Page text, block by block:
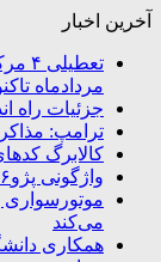
آخرین اخبار
مردادماه
جزئیات راه
ترامپ:
کالابرگ کدهای ملی ۰، ۱
واژگونی پژو۲۰۶ در جاده بابامیدان- نورآباد با ۳ مصدوم
موتورسواری
می‌کند
همکاری